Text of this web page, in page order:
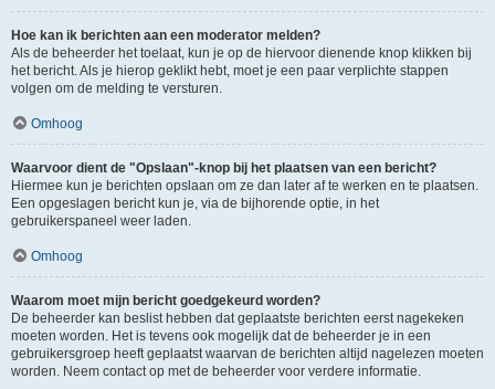
Hoe kan ik berichten aan een moderator melden?
Als de beheerder het toelaat, kun je op de hiervoor dienende knop klikken bij
het bericht. Als je hierop geklikt hebt, moet je een paar verplichte stappen
volgen om de melding te versturen.
Omhoog
Waarvoor dient de "Opslaan"-knop bij het plaatsen van een bericht?
Hiermee kun je berichten opslaan om ze dan later af te werken en te plaatsen.
Een opgeslagen bericht kun je, via de bijhorende optie, in het
gebruikerspaneel weer laden.
Omhoog
Waarom moet mijn bericht goedgekeurd worden?
De beheerder kan beslist hebben dat geplaatste berichten eerst nagekeken
moeten worden. Het is tevens ook mogelijk dat de beheerder je in een
gebruikersgroep heeft geplaatst waarvan de berichten altijd nagelezen moeten
worden. Neem contact op met de beheerder voor verdere informatie.